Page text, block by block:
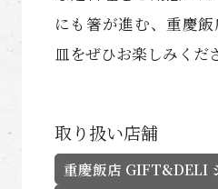
にも箸が進む、重慶
皿をぜひお楽しみくだ
取り扱い店舗
重慶飯店 GIFT&DELI